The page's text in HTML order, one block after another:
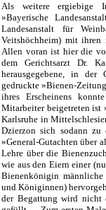
Als weitere ergiebige
»Bayerische
Landesanstalt für
Veitshöchheim) mit ihren
Allen voran ist hier die
dem Gerichtsarzt Dr.
herausgegebene, in der
gedruckte »Bienen-
ihres Erscheinens
Mitarbeiter beigetreten ist
Karlsruhe in
Dzierzon sich sodann zu
»General-Gutachten über
Lehre über die
wie aus den Eiern einer
Bienenkönigin
und Königinnen)
der Begattung wird nicht